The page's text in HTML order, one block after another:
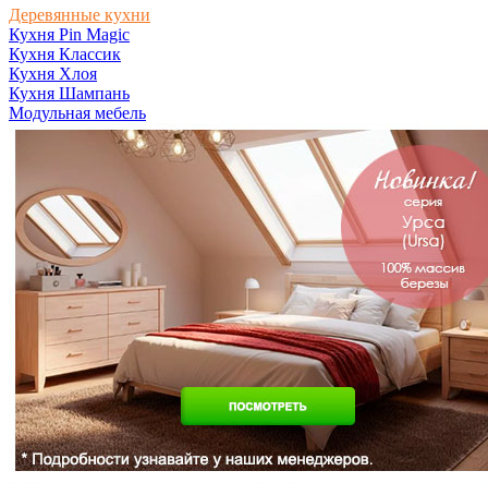
Деревянные кухни
Кухня Pin Magic
Кухня Классик
Кухня Хлоя
Кухня Шампань
Модульная мебель